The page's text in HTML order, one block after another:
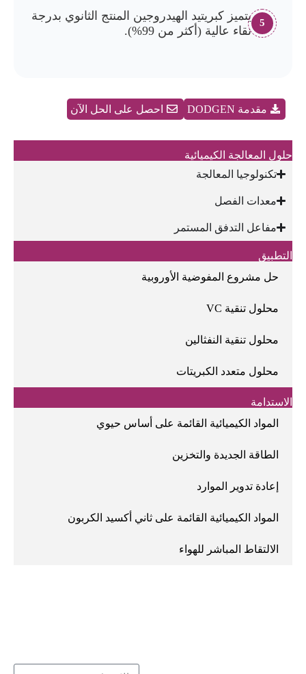
5
يتميز كبريتيد الهيدروجين المنتج الثانوي بدرجة
نقاء عالية (أكثر من 99%).
مقدمة DODGEN احصل على الحل الآن
حلول المعالجة الكيميائية
تكنولوجيا المعالجة
معدات الفصل
مفاعل التدفق المستمر
التطبيق
حل مشروع المفوضية الأوروبية
محلول تنقية VC
محلول تنقية النفثالين
محلول متعدد الكبريتات
الاستدامة
المواد الكيميائية القائمة على أساس حيوي
الطاقة الجديدة والتخزين
إعادة تدوير الموارد
المواد الكيميائية القائمة على ثاني أكسيد الكربون
الالتقاط المباشر للهواء